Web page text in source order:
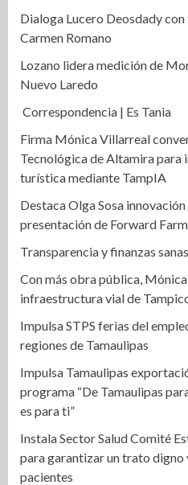
Dialoga Lucero Deosdady
Carmen Romano
Lozano lidera medición de
Nuevo Laredo
Correspondencia | Es Tania
Firma Mónica Villarreal
Tecnológica de Altamira para
turística mediante TampIA
Destaca Olga Sosa
presentación de Forward
Transparencia y finanzas
Con más obra pública,
infraestructura vial de
Impulsa STPS ferias del
regiones de Tamaulipas
Impulsa Tamaulipas
programa “De Tamaulipas
es para ti”
Instala Sector Salud Comité
para garantizar un trato digno
pacientes